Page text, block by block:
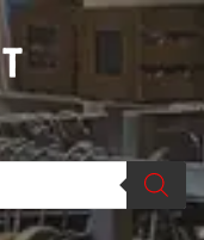
kivijalassa
on vaihtoehtomusaan
verkko- sekä
Helsingissä Kallion